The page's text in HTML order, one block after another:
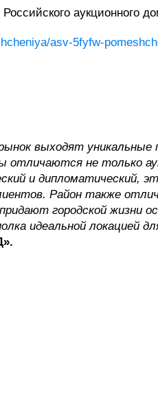
аукционного
asv-5fyfw-
выходят
не только
и дипломатический,
Район также
городской жизни
идеальной локацией